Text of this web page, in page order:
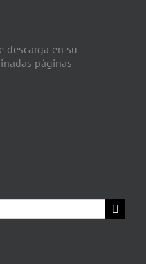
descarga en su
páginas